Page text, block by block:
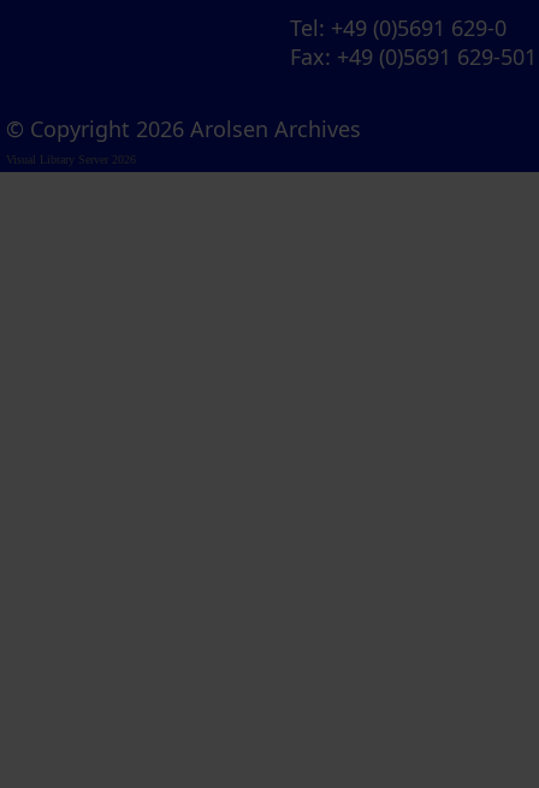
Tel: +49 (0)5691 629-0
Fax: +49 (0)5691 629-501
© Copyright 2026 Arolsen Archives
Visual Library Server 2026